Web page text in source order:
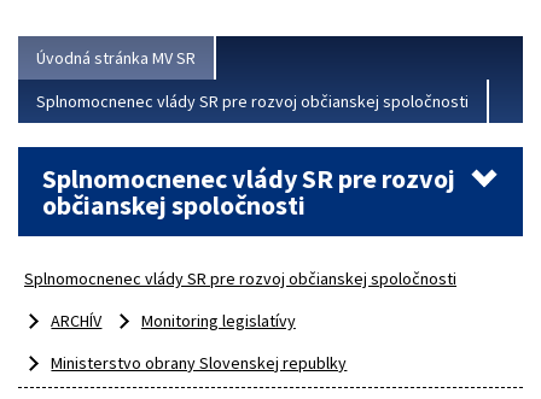
Úvodná stránka MV SR
Splnomocnenec vlády SR pre rozvoj občianskej spoločnosti
Splnomocnenec vlády SR pre rozvoj
občianskej spoločnosti
Splnomocnenec vlády SR pre rozvoj občianskej spoločnosti
ARCHÍV
Monitoring legislatívy
Ministerstvo obrany Slovenskej republky